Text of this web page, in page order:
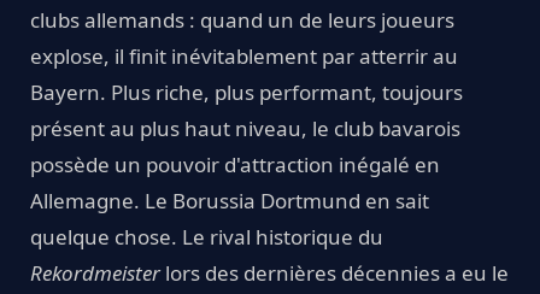
clubs allemands : quand un de leurs joueurs
explose, il finit inévitablement par atterrir au
Bayern. Plus riche, plus performant, toujours
présent au plus haut niveau, le club bavarois
possède un pouvoir d'attraction inégalé en
Allemagne. Le Borussia Dortmund en sait
quelque chose. Le rival historique du
Rekordmeisterlors des dernières décennies a eu le